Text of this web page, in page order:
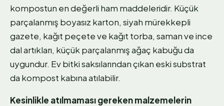
kompostun en değerli ham maddeleridir. Küçük
parçalanmış boyasız karton, siyah mürekkepli
gazete, kağıt peçete ve kağıt torba, saman ve ince
dal artıkları, küçük parçalanmış ağaç kabuğu da
uygundur. Ev bitki saksılarından çıkan eski substrat
da kompost kabına atılabilir.
Kesinlikle atılmaması gereken malzemelerin